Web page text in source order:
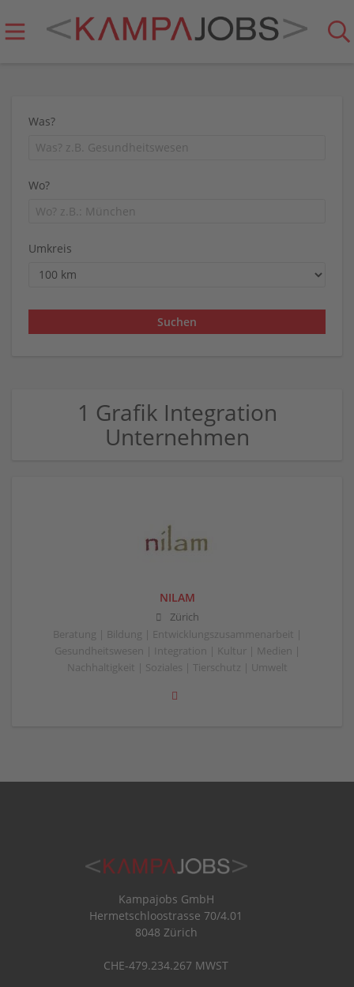
Was?
Wo?
Umkreis
1 Grafik Integration
Unternehmen
NILAM
Zürich
Beratung | Bildung | Entwicklungszusammenarbeit |
Gesundheitswesen | Integration | Kultur | Medien |
Nachhaltigkeit | Soziales | Tierschutz | Umwelt
Kampajobs GmbH
Hermetschloostrasse 70/4.01
8048 Zürich
CHE-479.234.267 MWST